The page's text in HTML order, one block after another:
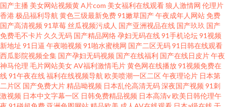
国产主播 美女网站视频黄A片com 美女福利在线观看狼人激情网 伦理片
香港极品福利导航 黄色三级最新免费91嫩草国产午夜成年人网站免费
国产高清视频 91草莓 丝瓜视频污成人 国产亚洲视品在线 国产玖玖 国产
免费毛不卡片 久久无码 国产精品网络孕妇无码在线91手机论坛91视频
新地址 91日逼 午夜啪视频 91啪水蜜桃网 国产二区无码91日韩在线观看
西瓜影院视频全集 国产孕妇无码视频 国产在线福利 国产在线日皮片午夜
神马伦理 毛片网站美女AV福利激情毛片黄色网在线播放91视频免费在
线91午夜在线福利在线视频导航 欧美喷潮一区二区午夜理论片 日本第
二片区 国产免费大片精品呦视频 日本乱伦高清无码深夜国产视频 91刺
激视频 日本中文字幕一区 日韩免费精品视频 日本高清v欧美日韩伦理午